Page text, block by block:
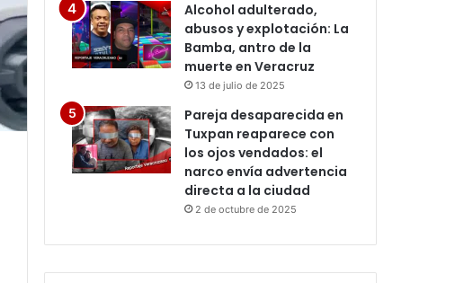
Alcohol adulterado,
abusos y explotación: La
Bamba, antro de la
muerte en Veracruz
13 de julio de 2025
Pareja desaparecida en
Tuxpan reaparece con
los ojos vendados: el
narco envía advertencia
directa a la ciudad
2 de octubre de 2025